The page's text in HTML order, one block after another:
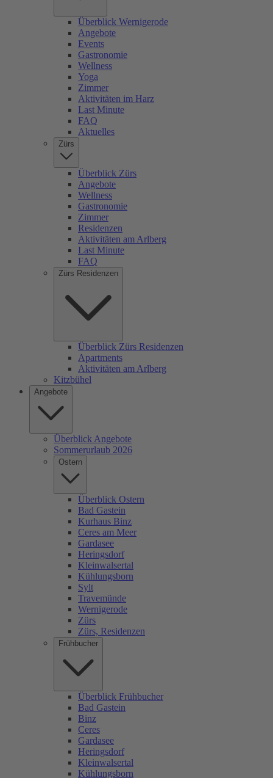
Überblick Wernigerode
Angebote
Events
Gastronomie
Wellness
Yoga
Zimmer
Aktivitäten im Harz
Last Minute
FAQ
Aktuelles
Zürs
Überblick Zürs
Angebote
Wellness
Gastronomie
Zimmer
Residenzen
Aktivitäten am Arlberg
Last Minute
FAQ
Zürs Residenzen
Überblick Zürs Residenzen
Apartments
Aktivitäten am Arlberg
Kitzbühel
Angebote
Überblick Angebote
Sommerurlaub 2026
Ostern
Überblick Ostern
Bad Gastein
Kurhaus Binz
Ceres am Meer
Gardasee
Heringsdorf
Kleinwalsertal
Kühlungsborn
Sylt
Travemünde
Wernigerode
Zürs
Zürs, Residenzen
Frühbucher
Überblick Frühbucher
Bad Gastein
Binz
Ceres
Gardasee
Heringsdorf
Kleinwalsertal
Kühlungsborn